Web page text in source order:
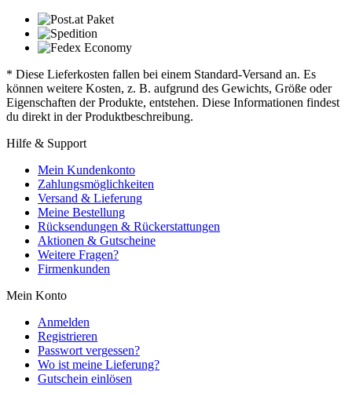
* Diese Lieferkosten fallen bei einem Standard-Versand an. Es
können weitere Kosten, z. B. aufgrund des Gewichts, Größe oder
Eigenschaften der Produkte, entstehen. Diese Informationen findest
du direkt in der Produktbeschreibung.
Hilfe & Support
Mein Kundenkonto
Zahlungsmöglichkeiten
Versand & Lieferung
Meine Bestellung
Rücksendungen & Rückerstattungen
Aktionen & Gutscheine
Weitere Fragen?
Firmenkunden
Mein Konto
Anmelden
Registrieren
Passwort vergessen?
Wo ist meine Lieferung?
Gutschein einlösen